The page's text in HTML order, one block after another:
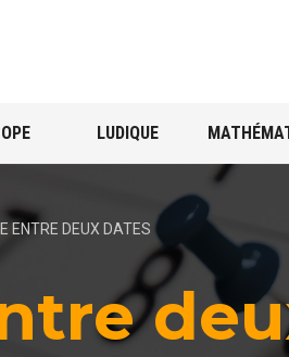
LUDIQUE
ENTRE DEUX DATES